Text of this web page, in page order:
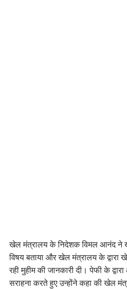
खेल मंत्रालय के निदेशक विमल आनंद ने
विषय बताया और खेल मंत्रालय के द्वारा
रही मुहीम की जानकारी दी। पेफी के
सराहना करते हुए उन्होंने कहा की खेल